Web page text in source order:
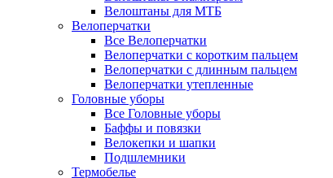
Велоштаны для МТБ
Велоперчатки
Все Велоперчатки
Велоперчатки с коротким пальцем
Велоперчатки с длинным пальцем
Велоперчатки утепленные
Головные уборы
Все Головные уборы
Баффы и повязки
Велокепки и шапки
Подшлемники
Термобелье